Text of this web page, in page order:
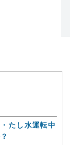
たし水運転中